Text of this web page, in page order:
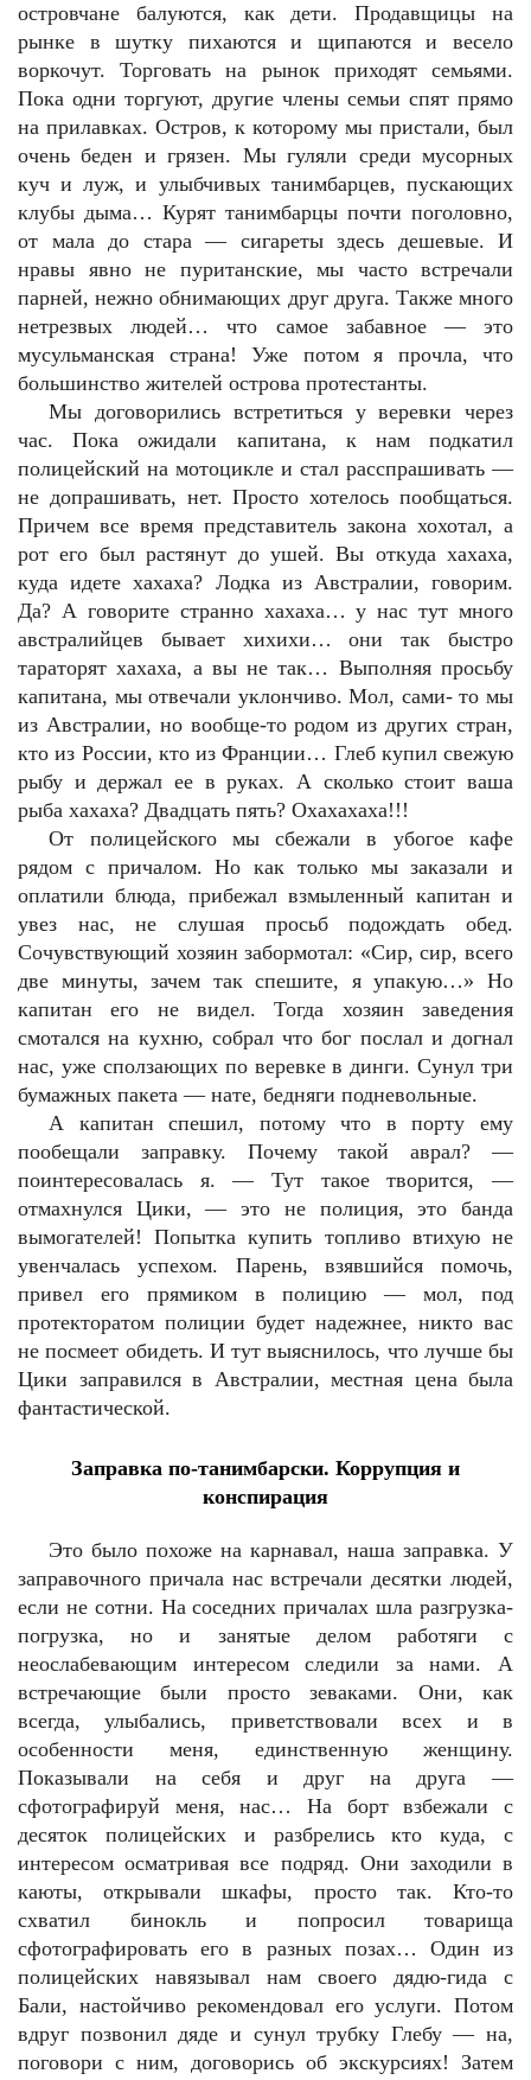
островчане балуются, как дети. Продавщицы на
рынке в шутку пихаются и щипаются и весело
воркочут. Торговать на рынок приходят семьями.
Пока одни торгуют, другие члены семьи спят прямо
на прилавках. Остров, к которому мы пристали, был
очень беден и грязен. Мы гуляли среди мусорных
куч и луж, и улыбчивых танимбарцев, пускающих
клубы дыма… Курят танимбарцы почти поголовно,
от мала до стара — сигареты здесь дешевые. И
нравы явно не пуританские, мы часто встречали
парней, нежно обнимающих друг друга. Также много
нетрезвых людей… что самое забавное — это
мусульманская страна! Уже потом я прочла, что
большинство жителей острова протестанты.
Мы договорились встретиться у веревки через
час. Пока ожидали капитана, к нам подкатил
полицейский на мотоцикле и стал расспрашивать —
не допрашивать, нет. Просто хотелось пообщаться.
Причем все время представитель закона хохотал, а
рот его был растянут до ушей. Вы откуда хахаха,
куда идете хахаха? Лодка из Австралии, говорим.
Да? А говорите странно хахаха… у нас тут много
австралийцев бывает хихихи… они так быстро
тараторят хахаха, а вы не так… Выполняя просьбу
капитана, мы отвечали уклончиво. Мол, сами- то мы
из Австралии, но вообще-то родом из других стран,
кто из России, кто из Франции… Глеб купил свежую
рыбу и держал ее в руках. А сколько стоит ваша
рыба хахаха? Двадцать пять? Охахахаха!!!
От полицейского мы сбежали в убогое кафе
рядом с причалом. Но как только мы заказали и
оплатили блюда, прибежал взмыленный капитан и
увез нас, не слушая просьб подождать обед.
Сочувствующий хозяин забормотал: «Сир, сир, всего
две минуты, зачем так спешите, я упакую…» Но
капитан его не видел. Тогда хозяин заведения
смотался на кухню, собрал что бог послал и догнал
нас, уже сползающих по веревке в динги. Сунул три
бумажных пакета — нате, бедняги подневольные.
А капитан спешил, потому что в порту ему
пообещали заправку. Почему такой аврал? —
поинтересовалась я. — Тут такое творится, —
отмахнулся Цики, — это не полиция, это банда
вымогателей! Попытка купить топливо втихую не
увенчалась успехом. Парень, взявшийся помочь,
привел его прямиком в полицию — мол, под
протекторатом полиции будет надежнее, никто вас
не посмеет обидеть. И тут выяснилось, что лучше бы
Цики заправился в Австралии, местная цена была
фантастической.
Заправка по-танимбарски. Коррупция и
конспирация
Это было похоже на карнавал, наша заправка. У
заправочного причала нас встречали десятки людей,
если не сотни. На соседних причалах шла разгрузка-
погрузка, но и занятые делом работяги с
неослабевающим интересом следили за нами. А
встречающие были просто зеваками. Они, как
всегда, улыбались, приветствовали всех и в
особенности меня, единственную женщину.
Показывали на себя и друг на друга —
сфотографируй меня, нас… На борт взбежали с
десяток полицейских и разбрелись кто куда, с
интересом осматривая все подряд. Они заходили в
каюты, открывали шкафы, просто так. Кто-то
схватил бинокль и попросил товарища
сфотографировать его в разных позах… Один из
полицейских навязывал нам своего дядю-гида с
Бали, настойчиво рекомендовал его услуги. Потом
вдруг позвонил дяде и сунул трубку Глебу — на,
поговори с ним, договорись об экскурсиях! Затем